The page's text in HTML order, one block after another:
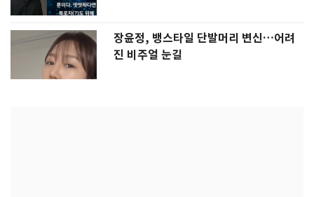
장윤정, 뱅스타일 단발머리 변신…어려
진 비주얼 눈길